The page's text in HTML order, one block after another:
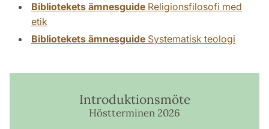
Bibliotekets ämnesguide Religionsfilosofi med
etik
Bibliotekets ämnesguide Systematisk teologi
Introduktionsmöte
Höstterminen 2026